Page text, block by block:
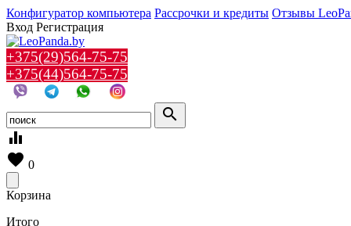
Конфигуратор компьютера Рассрочки и кредиты Отзывы
Вход Регистрация
+375(29)564-75-75
+375(44)564-75-75
search
equalizer
favorite 0
Корзина
Итого